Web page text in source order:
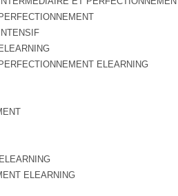
ELEARNING
ELEARNING